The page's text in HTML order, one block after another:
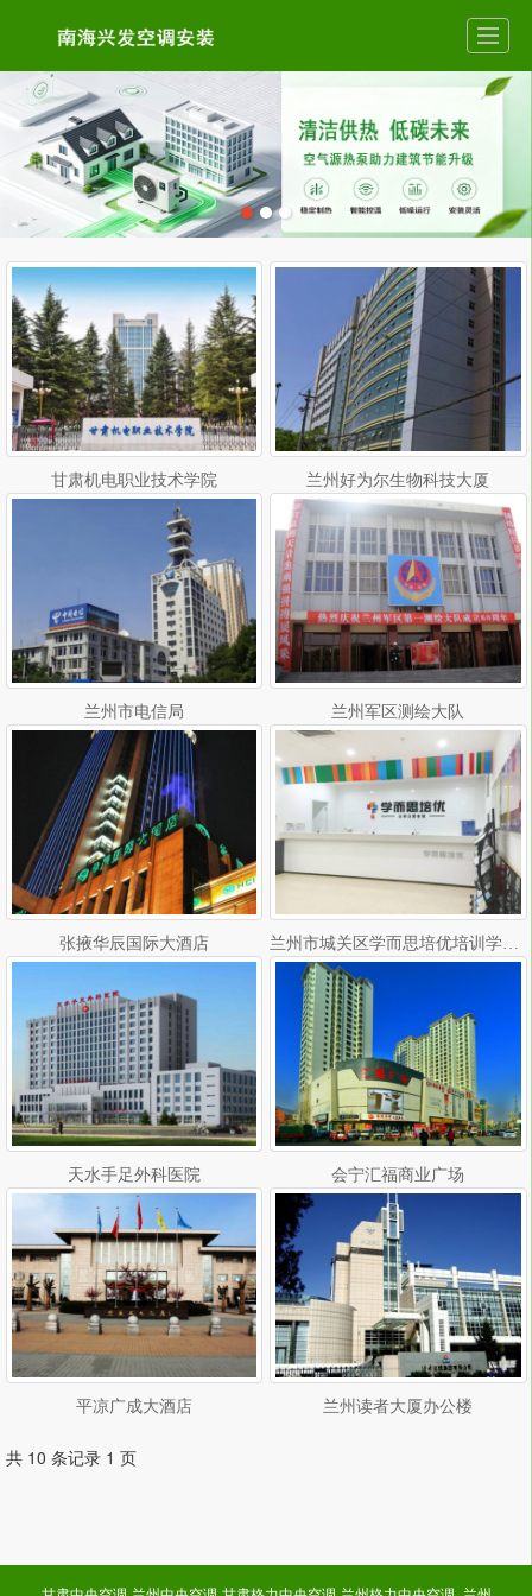
甘肃机电职业技术学院 兰州好为尔生物科技大厦
兰州市电信局 兰州军区测绘大队
张掖华辰国际大酒店 兰州市城关区学而思培优培训学校格力直流变频多联机组安装
天水手足外科医院 会宁汇福商业广场
平凉广成大酒店 兰州读者大厦办公楼
共 10 条记录 1 页